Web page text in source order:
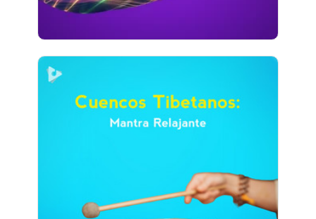
Cuencos Tibetanos: Mantra
Relajante
Jugar